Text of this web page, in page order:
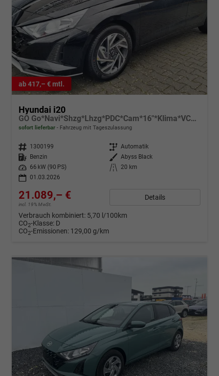
ab 417,– € mtl.
Hyundai i20
GO Go*Navi*Shzg*Lhzg*PDC*Cam*16"*Klima*VCockpit
sofort lieferbar Fahrzeug mit Tageszulassung
Fahrzeugnr. 1300199 Getriebe Automatik
Kraftstoff
Benzin Außenfarbe Abyss Black
Leistung
66 kW (90 PS) Kilometerstand
20 km
01.03.2026
21.089,– €
incl. 19% MwSt.
Details
Verbrauch kombiniert: 5,70 l/100km
CO2-Klasse: D
CO2-Emissionen: 129,00 g/km